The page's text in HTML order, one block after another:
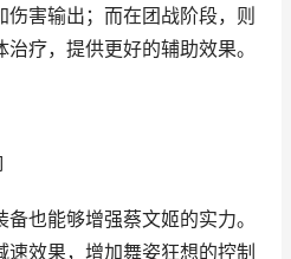
害输出；而在团战阶段，则
疗，提供更好的辅助效果。
也能够增强蔡文姬的实力。
效果，增加舞姿狂想的控制